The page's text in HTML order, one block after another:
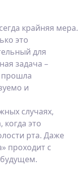
крайняя мера.
это
для
задача –
прошла
и
случаях,
когда это
рта. Даже
проходит с